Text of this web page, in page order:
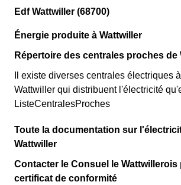
Edf Wattwiller (68700)
Énergie produite à Wattwiller
Répertoire des centrales proches de
Il existe diverses centrales électriques
Wattwiller qui distribuent l'électricité
ListeCentralesProches
Toute la documentation sur
Wattwiller
Contacter le Consuel le Wattwillerois
certificat de conformité